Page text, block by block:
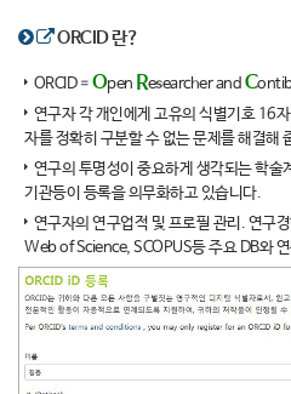
ORCID 란?
ORCID = Open Researcher and C
연구자 각 개인에게 고유의 식별기호 16
자를 정확히 구분할 수 없는 문제를 해결해
연구의 투명성이 중요하게 생각되는 학술
기관등이 등록을 의무화하고 있습니다.
연구자의 연구업적 및 프로필 관리. 연구
Web of Science, SCOPUS등 주요 DB와